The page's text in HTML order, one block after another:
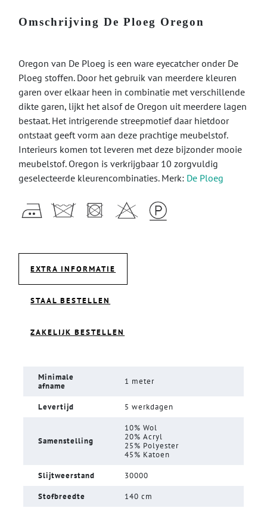
Omschrijving De Ploeg Oregon
Oregon van De Ploeg is een ware eyecatcher onder De
Ploeg stoffen. Door het gebruik van meerdere kleuren
garen over elkaar heen in combinatie met verschillende
dikte garen, lijkt het alsof de Oregon uit meerdere lagen
bestaat. Het intrigerende streepmotief daar hietdoor
ontstaat geeft vorm aan deze prachtige meubelstof.
Interieurs komen tot leveren met deze bijzonder mooie
meubelstof. Oregon is verkrijgbaar 10 zorgvuldig
geselecteerde kleurencombinaties. Merk: De Ploeg
EXTRA INFORMATIE
STAAL BESTELLEN
ZAKELIJK BESTELLEN
Minimale
afname
1 meter
Levertijd 5 werkdagen
Samenstelling
10% Wol
20% Acryl
25% Polyester
45% Katoen
Slijtweerstand 30000
Stofbreedte 140 cm